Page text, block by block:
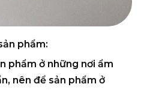
phẩm:
phẩm ở những nơi ẩm
nên để sản phẩm ở